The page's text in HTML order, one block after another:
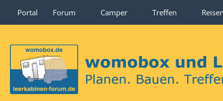
Portal Forum Camper Treffen